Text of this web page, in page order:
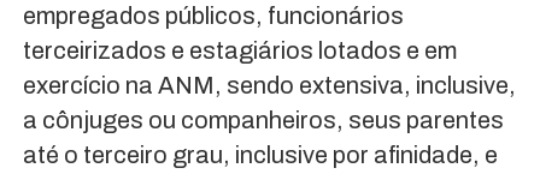
empregados públicos, funcionários
terceirizados e estagiários lotados e em
exercício na ANM, sendo extensiva, inclusive,
a cônjuges ou companheiros, seus parentes
até o terceiro grau, inclusive por afinidade, e